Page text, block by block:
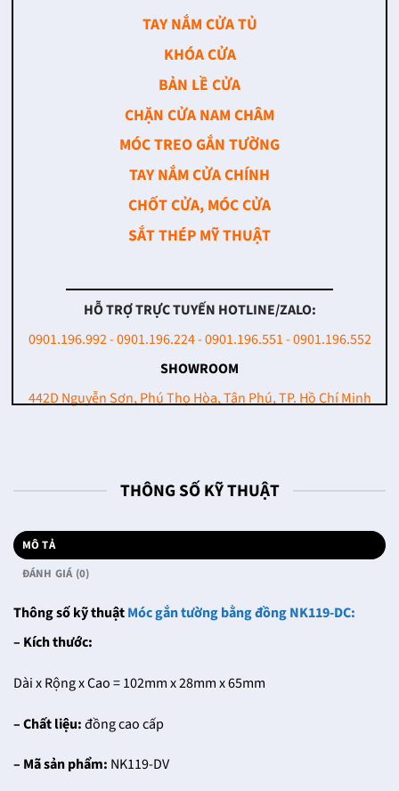
TAY NẮM CỬA TỦ
KHÓA CỬA
BẢN LỀ CỬA
CHẶN CỬA NAM CHÂM
MÓC TREO GẮN TƯỜNG
TAY NẮM CỬA CHÍNH
CHỐT CỬA, MÓC CỬA
SẮT THÉP MỸ THUẬT
HỖ TRỢ TRỰC TUYẾN HOTLINE/ZALO:
0901.196.992 - 0901.196.224 - 0901.196.551 - 0901.196.552
SHOWROOM
442D Nguyễn Sơn, Phú Thọ Hòa, Tân Phú, TP. Hồ Chí Minh
THÔNG SỐ KỸ THUẬT
MÔ TẢ
ĐÁNH GIÁ (0)
Thông số kỹ thuậtMóc gắn tường bằng đồng NK119-DC:
– Kích thước:
Dài x Rộng x Cao = 102mm x 28mm x 65mm
– Chất liệu:đồng cao cấp
– Mã sản phẩm: NK119-DV